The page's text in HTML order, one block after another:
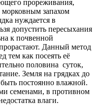
прореживания,
морковным запахом
нуждается в
допустить пересыхания
к почвенной
Данный метод
тем как посеять её
половина суток,
Земля на грядках до
постоянно влажной.
семенами, в противном
влаги.